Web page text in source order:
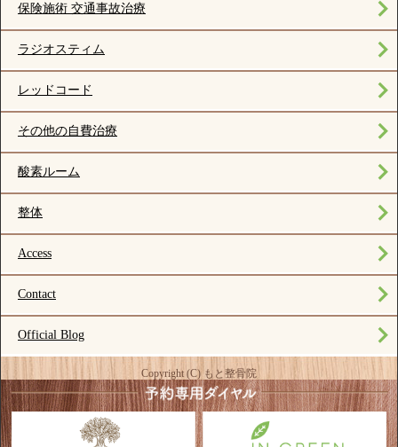
保険施術 交通事故治療
ラジオスティム
レッドコード
その他の自費治療
酸素ルーム
整体
Access
Contact
Official Blog
Copyright (C) もと整骨院